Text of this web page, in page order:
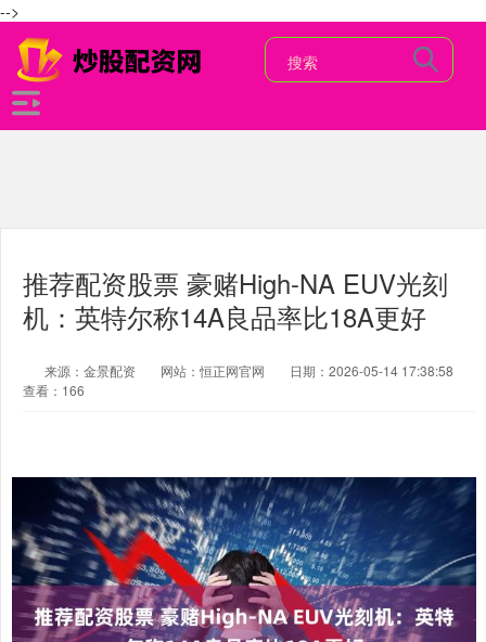
-->
推荐配资股票 豪赌High-NA EUV光刻
机：英特尔称14A良品率比18A更好
来源：金景配资 网站：恒正网官网
日期：2026-05-14 17:38:58
查看：166